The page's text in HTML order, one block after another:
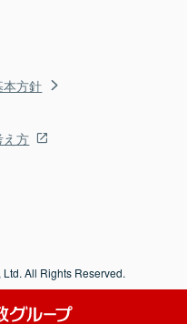
本方針
え方
All Rights Reserved.